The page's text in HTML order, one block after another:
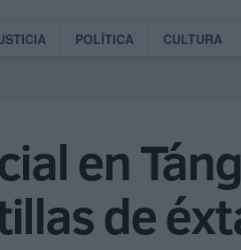
POLÍTICA CULTURA
en
de